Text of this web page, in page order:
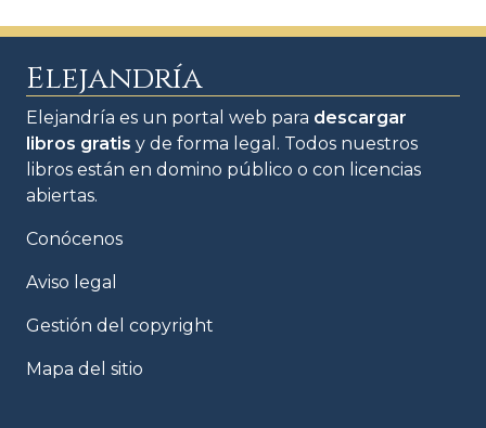
Elejandría
Elejandría es un portal web para descargar
libros gratis y de forma legal. Todos nuestros
libros están en domino público o con licencias
abiertas.
Conócenos
Aviso legal
Gestión del copyright
Mapa del sitio